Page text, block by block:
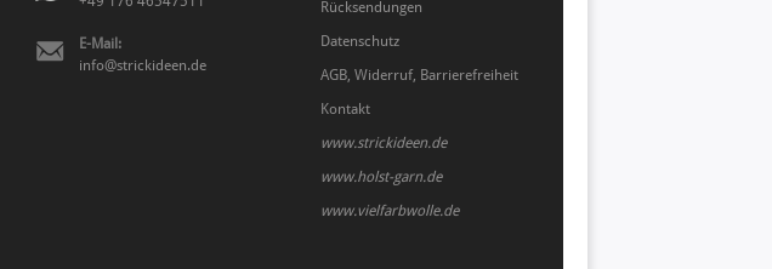
E-Mail:
info@strickideen.de
Rücksendungen
Datenschutz
AGB, Widerruf, Barrierefreiheit
Kontakt
www.strickideen.de
www.holst-garn.de
www.vielfarbwolle.de